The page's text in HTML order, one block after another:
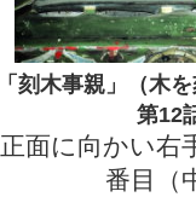
「刻木事親」（木
第12
正面に向かい右
番目（